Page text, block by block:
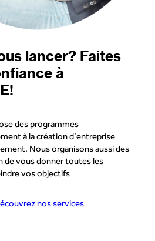
lancer? Faites
à
des programmes
à la création d’entreprise
Nous organisons aussi des
de vous donner toutes les
vos objectifs
nos services